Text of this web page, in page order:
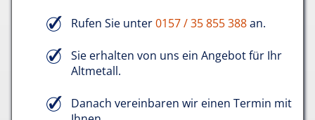
Rufen Sie unter0157 / 35 855 388an.
Sie erhalten von uns ein Angebot für Ihr
Altmetall.
Danach vereinbaren wir einen Termin mit